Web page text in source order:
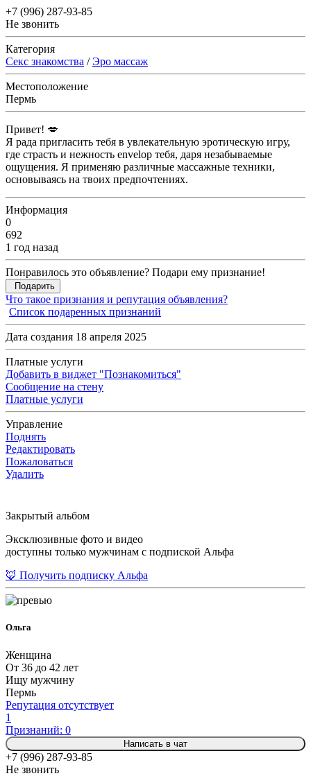
+7 (996) 287-93-85
Не звонить
Категория
Секс знакомства /Эро массаж
Местоположение
Пермь
Привет! 💋
Я рада пригласить тебя в увлекательную эротическую игру,
где страсть и нежность envelop тебя, даря незабываемые
ощущения. Я применяю различные массажные техники,
основываясь на твоих предпочтениях.
Информация
0
692
1 год назад
Понравилось это объявление? Подари ему признание!
Подарить
Что такое признания и репутация объявления?
Список подаренных признаний
Дата создания 18 апреля 2025
Платные услуги
Добавить в виджет "Познакомиться"
Сообщение на стену
Платные услуги
Управление
Поднять
Редактировать
Пожаловаться
Удалить
Закрытый альбом
Эксклюзивные фото и видео
доступны только мужчинам с подпиской Альфа
🦊 Получить подписку Альфа
Ольга
Женщина
От 36 до 42 лет
Ищу мужчину
Пермь
Репутация отсутствует
1
Признаний: 0
Написать в чат
+7 (996) 287-93-85
Не звонить